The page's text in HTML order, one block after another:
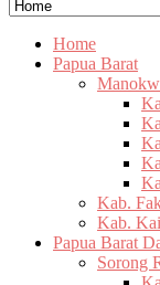
Home
Papua Barat
Kab.
Kab.
Papua Barat
Sorong